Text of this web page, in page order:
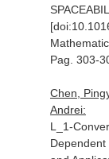
Pag. 303-
Chen,
Andrei:
L_1-
Dependent